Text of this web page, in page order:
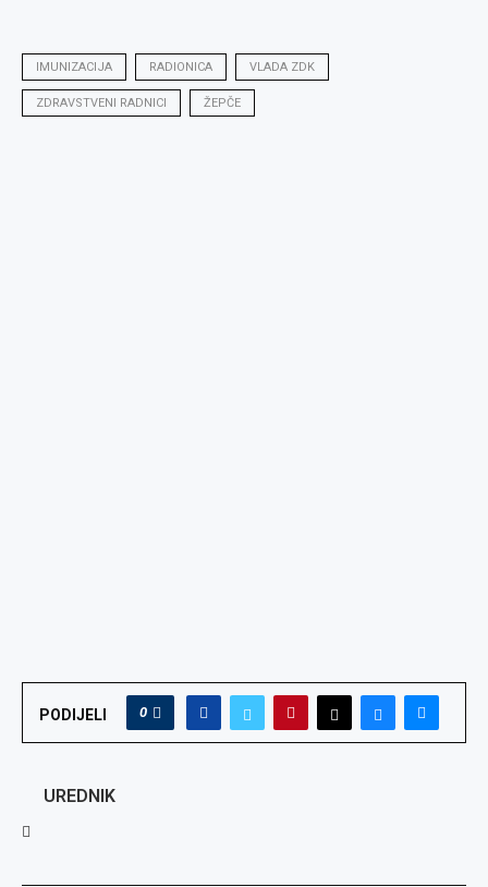
IMUNIZACIJA RADIONICA VLADA ZDK
ZDRAVSTVENI RADNICI ŽEPČE
PODIJELI 0
UREDNIK